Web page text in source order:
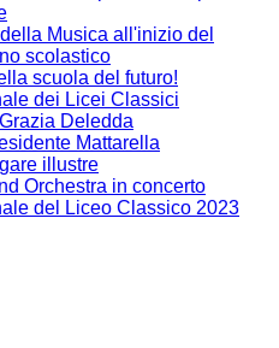
Musica all'inizio del
scolastico
scuola del futuro!
dei Licei Classici
Deledda
Mattarella
illustre
Orchestra in concerto
del Liceo Classico 2023